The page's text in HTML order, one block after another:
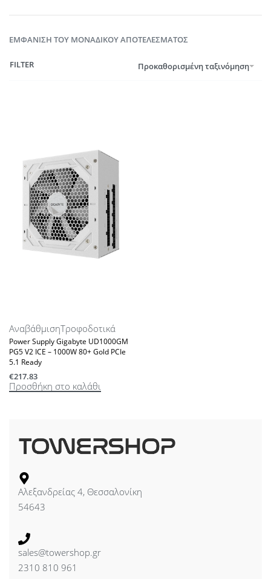
ΕΜΦΆΝΙΣΗ ΤΟΥ ΜΟΝΑΔΙΚΟΎ ΑΠΟΤΕΛΈΣΜΑΤΟΣ
Προκαθορισμένη ταξινόμηση
FILTER
ΑναβάθμισηΤροφοδοτικά
Power Supply Gigabyte UD1000GM
PG5 V2 ICE – 1000W 80+ Gold PCIe
5.1 Ready
€217.83
Προσθήκη στο καλάθι
Αλεξανδρείας 4, Θεσσαλονίκη
54643
sales@towershop.gr
2310 810 961